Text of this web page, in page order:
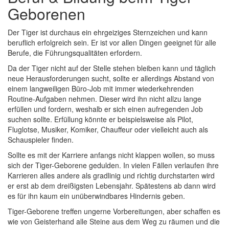
Geborenen
Der Tiger ist durchaus ein ehrgeiziges Sternzeichen und kann
beruflich erfolgreich sein. Er ist vor allen Dingen geeignet für alle
Berufe, die Führungsqualitäten erfordern.
Da der Tiger nicht auf der Stelle stehen bleiben kann und täglich
neue Herausforderungen sucht, sollte er allerdings Abstand von
einem langweiligen Büro-Job mit immer wiederkehrenden
Routine-Aufgaben nehmen. Dieser wird ihn nicht allzu lange
erfüllen und fordern, weshalb er sich einen aufregenden Job
suchen sollte. Erfüllung könnte er beispielsweise als Pilot,
Fluglotse, Musiker, Komiker, Chauffeur oder vielleicht auch als
Schauspieler finden.
Sollte es mit der Karriere anfangs nicht klappen wollen, so muss
sich der Tiger-Geborene gedulden. In vielen Fällen verlaufen ihre
Karrieren alles andere als gradlinig und richtig durchstarten wird
er erst ab dem dreißigsten Lebensjahr. Spätestens ab dann wird
es für ihn kaum ein unüberwindbares Hindernis geben.
Tiger-Geborene treffen ungerne Vorbereitungen, aber schaffen es
wie von Geisterhand alle Steine aus dem Weg zu räumen und die